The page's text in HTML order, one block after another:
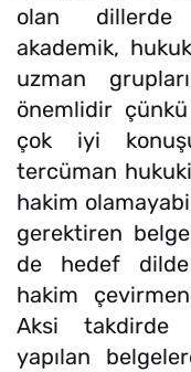
olan dillerde
akademik,
uzman
önemlidir
çok iyi
tercüman
hakim
gerektiren
de hedef
hakim
Aksi takdirde
yapılan